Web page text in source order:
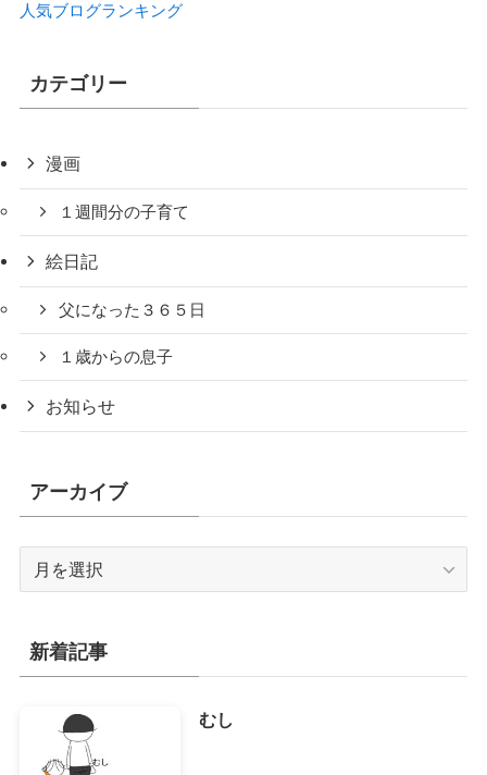
人気ブログランキング
カテゴリー
漫画
１週間分の子育て
絵日記
父になった３６５日
１歳からの息子
お知らせ
アーカイブ
イ
ブ
新着記事
むし